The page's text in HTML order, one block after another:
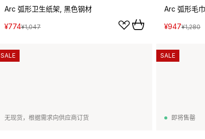
Arc 弧形卫生纸架, 黑色钢材
¥774¥1,047
Arc 弧形毛
¥947¥1,280
无现货，根据需求向供应商订货
SALE
即将售罄
SALE